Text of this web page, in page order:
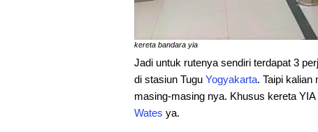
kereta bandara yia
Jadi untuk rutenya sendiri terdapat 3
di stasiun Tugu Yogyakarta. Taipi kalian
masing-masing nya. Khusus kereta
Wates ya.